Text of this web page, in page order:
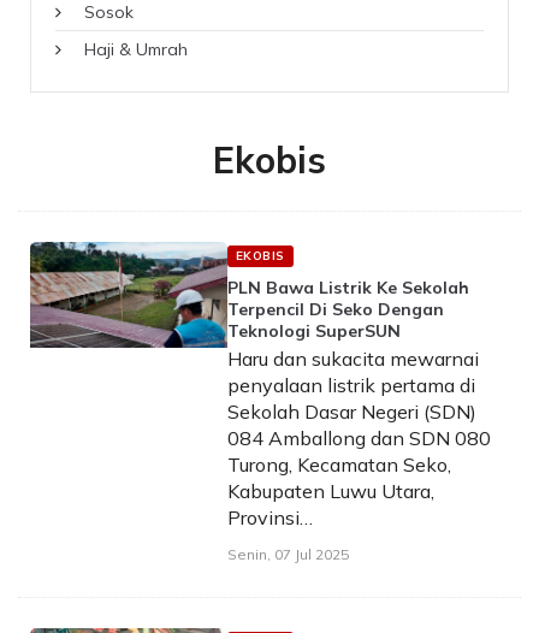
Sosok
Haji & Umrah
Ekobis
EKOBIS
PLN Bawa Listrik Ke Sekolah
Terpencil Di Seko Dengan
Teknologi SuperSUN
Haru dan sukacita mewarnai
penyalaan listrik pertama di
Sekolah Dasar Negeri (SDN)
084 Amballong dan SDN 080
Turong, Kecamatan Seko,
Kabupaten Luwu Utara,
Provinsi…
Senin, 07 Jul 2025